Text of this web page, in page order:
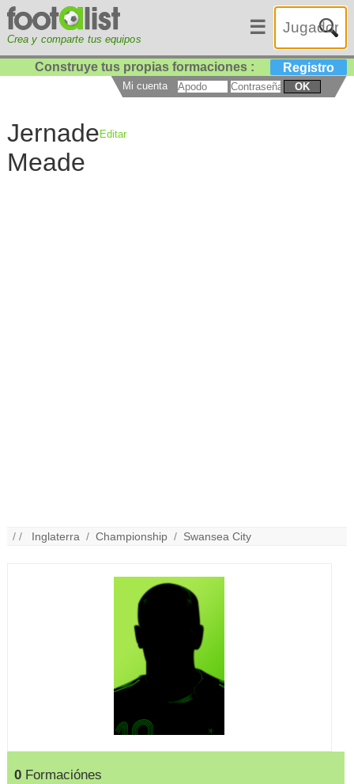
Crea y comparte tus equipos
☰
Construye tus propias formaciones : Registro
Mi cuenta OK
Jernade
Meade
Editar
/ / Inglaterra /Championship / Swansea City
0 Formaciónes